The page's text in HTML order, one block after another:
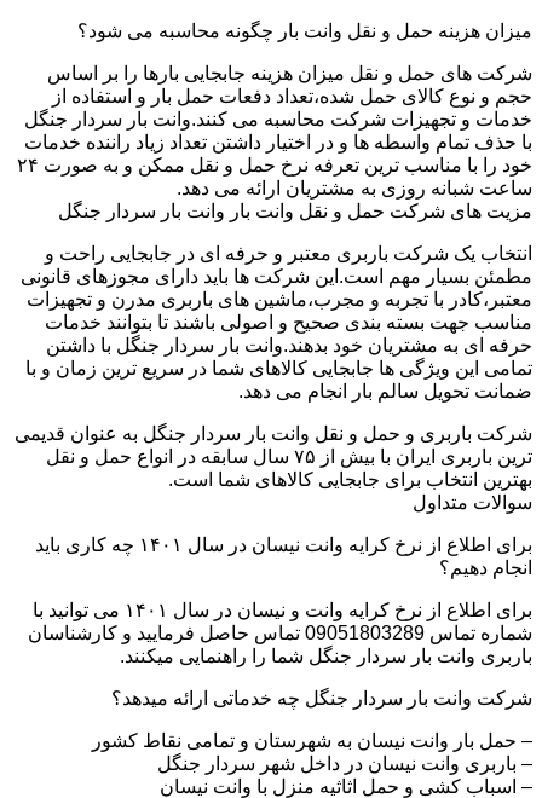
میزان هزینه حمل و نقل وانت بار چگونه محاسبه می شود؟
شرکت های حمل و نقل میزان هزینه جابجایی بارها را بر اساس
حجم و نوع کالای حمل شده،تعداد دفعات حمل بار و استفاده از
خدمات و تجهیزات شرکت محاسبه می کنند.وانت بار سردار جنگل
با حذف تمام واسطه ها و در اختیار داشتن تعداد زیاد راننده خدمات
خود را با مناسب ترین تعرفه نرخ حمل و نقل ممکن و به صورت ۲۴
ساعت شبانه روزی به مشتریان ارائه می دهد.
مزیت های شرکت حمل و نقل وانت بار وانت بار سردار جنگل
انتخاب یک شرکت باربری معتبر و حرفه ای در جابجایی راحت و
مطمئن بسیار مهم است.این شرکت ها باید دارای مجوزهای قانونی
معتبر،کادر با تجربه و مجرب،ماشین های باربری مدرن و تجهیزات
مناسب جهت بسته بندی صحیح و اصولی باشند تا بتوانند خدمات
حرفه ای به مشتریان خود بدهند.وانت بار سردار جنگل با داشتن
تمامی این ویژگی ها جابجایی کالاهای شما در سریع ترین زمان و با
ضمانت تحویل سالم بار انجام می دهد.
شرکت باربری و حمل و نقل وانت بار سردار جنگل به عنوان قدیمی
ترین باربری ایران با بیش از ۷۵ سال سابقه در انواع حمل و نقل
بهترین انتخاب برای جابجایی کالاهای شما است.
سوالات متداول
برای اطلاع از نرخ کرایه وانت نیسان در سال ۱۴۰۱ چه کاری باید
انجام دهیم؟
برای اطلاع از نرخ کرایه وانت و نیسان در سال ۱۴۰۱ می توانید با
شماره تماس 09051803289 تماس حاصل فرمایید و کارشناسان
باربری وانت بار سردار جنگل شما را راهنمایی میکنند.
شرکت وانت بار سردار جنگل چه خدماتی ارائه میدهد؟
– حمل بار وانت نیسان به شهرستان و تمامی نقاط کشور
– باربری وانت نیسان در داخل شهر سردار جنگل
– اسباب کشی و حمل اثاثیه منزل با وانت نیسان